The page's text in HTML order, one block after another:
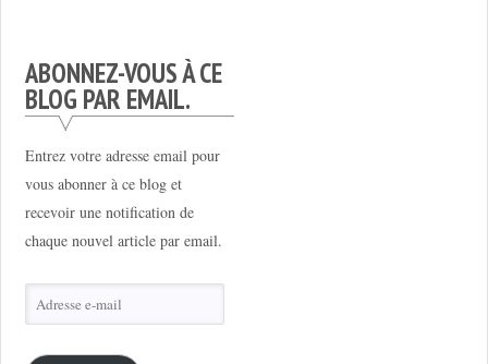
ABONNEZ-VOUS À CE
BLOG PAR EMAIL.
Entrez votre adresse email pour
vous abonner à ce blog et
recevoir une notification de
chaque nouvel article par email.
Adresse
e-
mail